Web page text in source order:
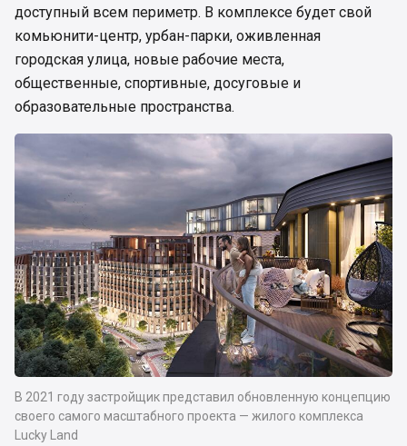
доступный всем периметр. В комплексе будет свой
комьюнити-центр, урбан-парки, оживленная
городская улица, новые рабочие места,
общественные, спортивные, досуговые и
образовательные пространства.
В 2021 году застройщик представил обновленную концепцию
своего самого масштабного проекта — жилого комплекса
Lucky Land